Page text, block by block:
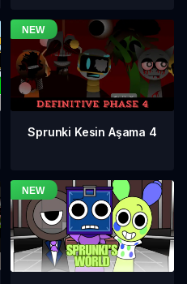
Sprunki Kesin Aşama 4